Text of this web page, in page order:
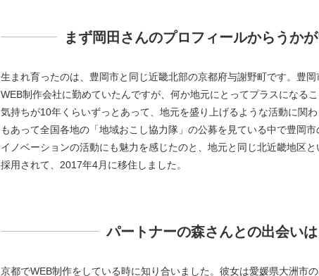
まず岡田さんのプロフィールからうかが
生まれ育ったのは、豊岡市と同じ近畿北部の京都府与謝野町です。豊
WEB制作会社に勤めていたんですが、何か地元にとってプラスになる
気持ちが10年くらいずっとあって、地元を盛り上げるような活動に関
もあって全国各地の「地域おこし協力隊」の公募を見ている中で豊岡
イノベーションの活動にも魅力を感じたのと、地元と同じ北近畿地区
採用されて、2017年4月に移住しました。
パートナーの森さんとの出会いは
京都でWEB制作をしている時に知り合いました。彼女は愛媛県大洲市